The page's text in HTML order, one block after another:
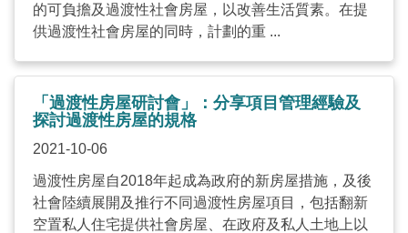
的可負擔及過渡性社會房屋，以改善生活質素。在提
供過渡性社會房屋的同時，計劃的重 ...
「過渡性房屋研討會」：分享項目管理經驗及
探討過渡性房屋的規格
2021-10-06
過渡性房屋自2018年起成為政府的新房屋措施，及後
社會陸續展開及推行不同過渡性房屋項目，包括翻新
空置私人住宅提供社會房屋、在政府及私人土地上以